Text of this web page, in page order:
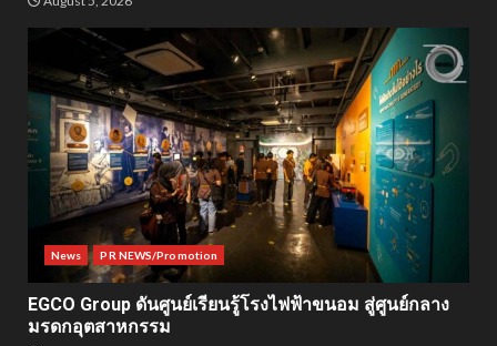
News PR NEWS/Promotion
EGCO Group ดันศูนย์เรียนรู้โรงไฟฟ้าขนอม สู่ศูนย์กลาง
มรดกอุตสาหกรรม